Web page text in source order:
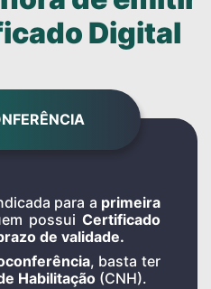
Digital
para a primeira
possui Certificado
de validade.
, basta ter
Habilitação (CNH).